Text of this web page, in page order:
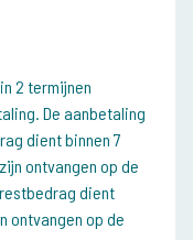
2 termijnen
De aanbetaling
dient binnen 7
ontvangen op de
dient
ontvangen op de